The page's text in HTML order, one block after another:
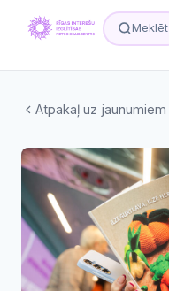
Meklēt
Atpakaļ uz jaunumiem